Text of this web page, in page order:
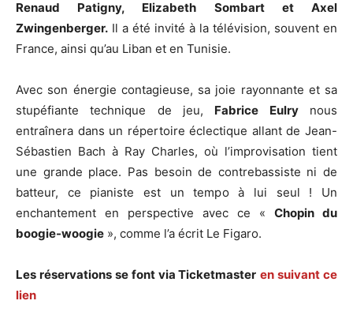
Renaud Patigny, Elizabeth Sombart et Axel
Zwingenberger. Il a été invité à la télévision, souvent en
France, ainsi qu’au Liban et en Tunisie.
Avec son énergie contagieuse, sa joie rayonnante et sa
stupéfiante technique de jeu, Fabrice Eulrynous
entraînera dans un répertoire éclectique allant de Jean-
Sébastien Bach à Ray Charles, où l’improvisation tient
une grande place. Pas besoin de contrebassiste ni de
batteur, ce pianiste est un tempo à lui seul ! Un
enchantement en perspective avec ce « Chopin du
boogie-woogie », comme l’a écrit Le Figaro.
Les réservations se font via Ticketmaster en suivant ce
lien